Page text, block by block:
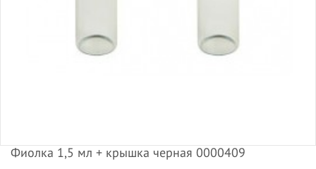
Фиолка 1,5 мл + крышка черная 0000409